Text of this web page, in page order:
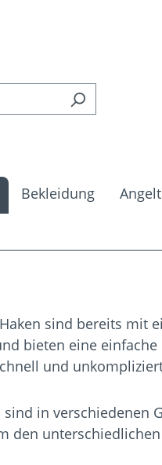
Bekleidung
sind bereits mit
bieten eine
und
sind in verschiedenen
den